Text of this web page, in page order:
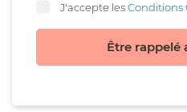
J'accepte lesConditions
Être rappelé